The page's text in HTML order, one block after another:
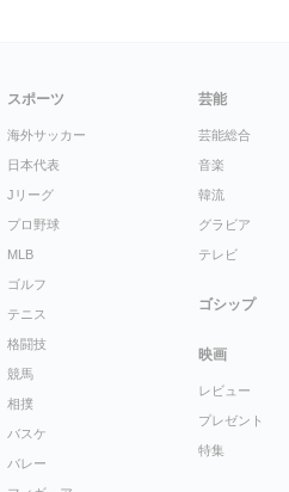
スポーツ
海外サッカー
日本代表
Jリーグ
プロ野球
MLB
ゴルフ
テニス
格闘技
競馬
相撲
バスケ
バレー
芸能
芸能総合
音楽
韓流
グラビア
テレビ
ゴシップ
映画
レビュー
プレゼント
特集